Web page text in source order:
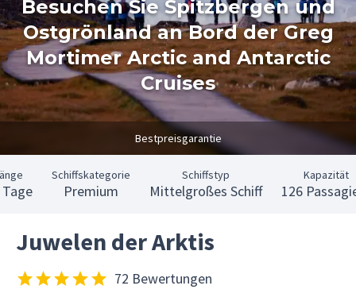
Besuchen Sie Spitzbergen und
Ostgrönland an Bord der Greg
Mortimer Arctic and Antarctic
Cruises
Bestpreisgarantie
Schiffskategorie
Premium
Schiffstyp
Mittelgroßes Schiff
Kapazität
126
Juwelen der Arktis
72 Bewertungen